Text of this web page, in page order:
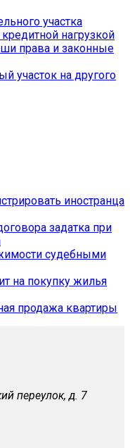
участка
нагрузкой
права и законные
участок на другого
иностранца
задатка при
судебными
на покупку жилья
продажа квартиры
переулок, д. 7